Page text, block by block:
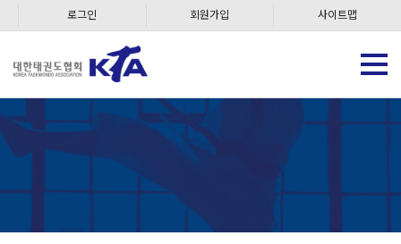
로그인 회원가입 사이트맵